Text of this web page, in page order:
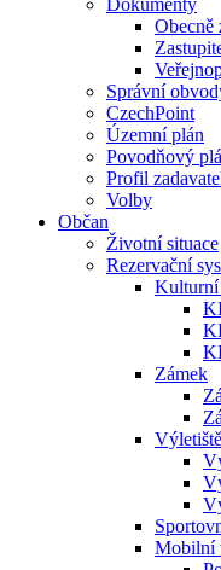
Dokumenty
Obecně
Správní
CzechPoint
Územní plán
Povodňový
Profil
Volby
Občan
Životní situace
Rezervační
Zámek
Výletiště
Mobilní